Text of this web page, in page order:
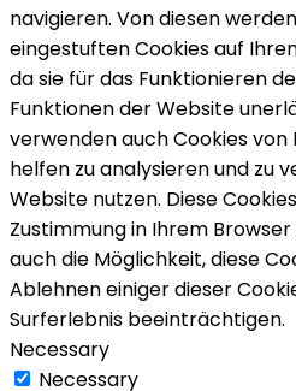
navigieren. Von diesen
eingestuften Cookies auf
da sie für das Funktionieren
Funktionen der Website
verwenden auch Cookies
helfen zu analysieren und zu
Website nutzen. Diese
Zustimmung in Ihrem
auch die Möglichkeit, diese
Ablehnen einiger dieser
Surferlebnis beeinträchtigen.
Necessary
Necessary